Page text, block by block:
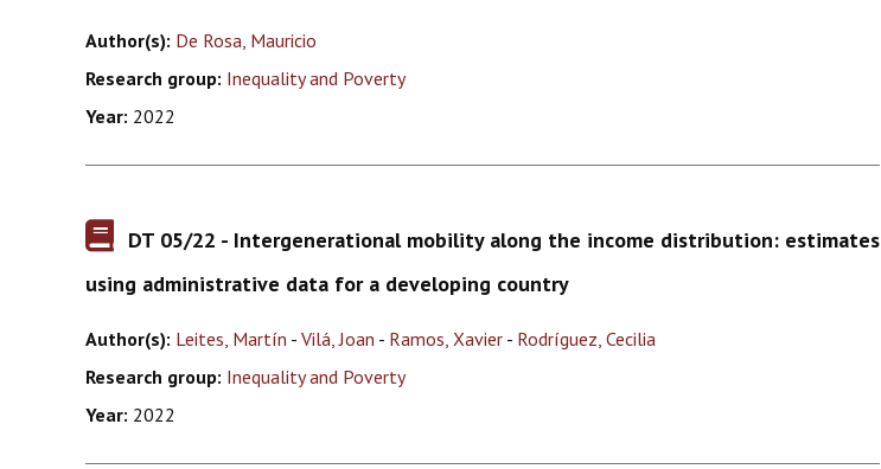
Author(s): De Rosa, Mauricio
Research group: Inequality and Poverty
Year: 2022
DT 05/22 - Intergenerational mobility along the income distribution: estimates
using administrative data for a developing country
Author(s): Leites, Martín - Vilá, Joan - Ramos, Xavier - Rodríguez, Cecilia
Research group: Inequality and Poverty
Year: 2022